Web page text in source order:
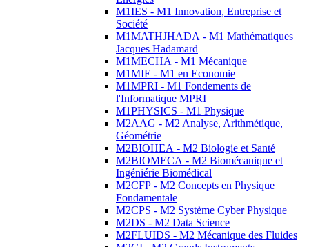
M1IES - M1 Innovation, Entreprise et
Société
M1MATHJHADA - M1 Mathématiques
Jacques Hadamard
M1MECHA - M1 Mécanique
M1MIE - M1 en Economie
M1MPRI - M1 Fondements de
l'Informatique MPRI
M1PHYSICS - M1 Physique
M2AAG - M2 Analyse, Arithmétique,
Géométrie
M2BIOHEA - M2 Biologie et Santé
M2BIOMECA - M2 Biomécanique et
Ingéniérie Biomédical
M2CFP - M2 Concepts en Physique
Fondamentale
M2CPS - M2 Système Cyber Physique
M2DS - M2 Data Science
M2FLUIDS - M2 Mécanique des Fluides